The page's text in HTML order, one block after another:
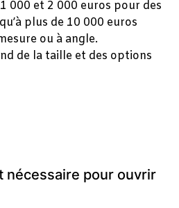
000 et 2 000 euros pour des
plus de 10 000 euros
ou à angle.
de la taille et des options
nécessaire pour ouvrir